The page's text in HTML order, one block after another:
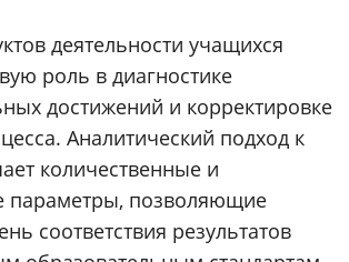
деятельности учащихся
роль в диагностике
достижений и корректировке
Аналитический подход к
количественные и
параметры, позволяющие
соответствия результатов